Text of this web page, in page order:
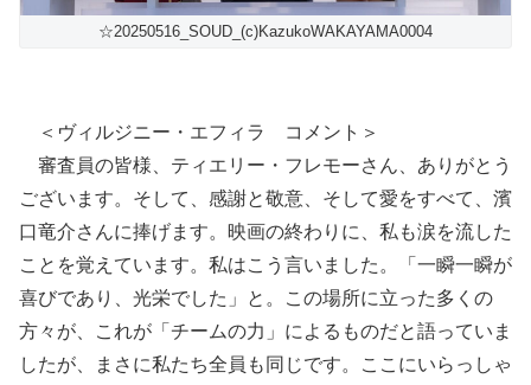
☆20250516_SOUD_(c)KazukoWAKAYAMA0004
＜ヴィルジニー・エフィラ コメント＞
審査員の皆様、ティエリー・フレモーさん、ありがとう
ございます。そして、感謝と敬意、そして愛をすべて、濱
口竜介さんに捧げます。映画の終わりに、私も涙を流した
ことを覚えています。私はこう言いました。「一瞬一瞬が
喜びであり、光栄でした」と。この場所に立った多くの
方々が、これが「チームの力」によるものだと語っていま
したが、まさに私たち全員も同じです。ここにいらっしゃ